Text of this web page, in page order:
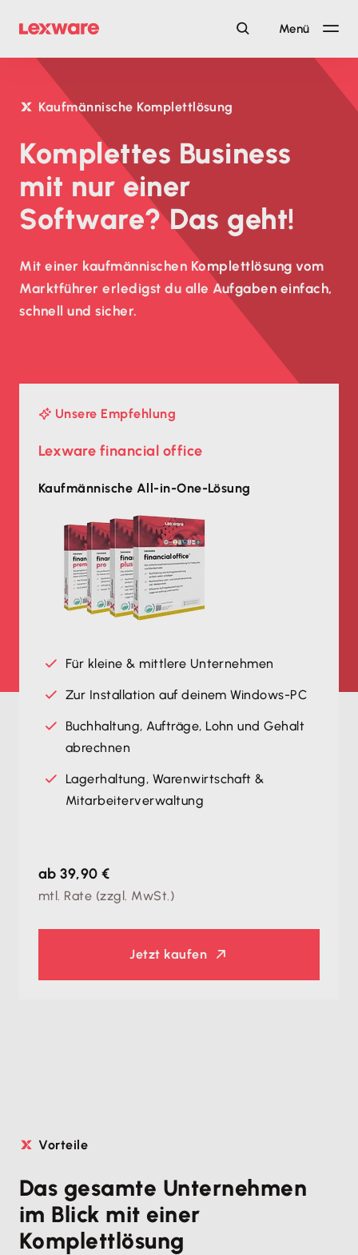
Menü
Kaufmännische Komplettlösung
Komplettes Business
mit nur einer
Software? Das geht!
Mit einer kaufmännischen Komplettlösung vom
Marktführer erledigst du alle Aufgaben einfach,
schnell und sicher.
Unsere Empfehlung
Lexware financial office
Kaufmännische All-in-One-Lösung
Für kleine & mittlere Unternehmen
Zur Installation auf deinem Windows-PC
Buchhaltung, Aufträge, Lohn und Gehalt
abrechnen
Lagerhaltung, Warenwirtschaft &
Mitarbeiterverwaltung
ab 39,90 €
mtl. Rate (zzgl. MwSt.)
Jetzt kaufen
Vorteile
Das gesamte Unternehmen
im Blick mit einer
Komplettlösung